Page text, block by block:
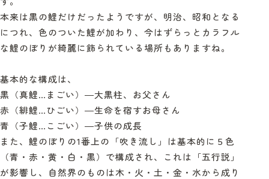
本来は黒の鯉だけだったようですが、明治、昭和となる
につれ、色のついた鯉が加わり、今はずらっとカラフル
な鯉のぼりが綺麗に飾られている場所もありますね。
基本的な構成は、
黒（真鯉… まごい）―大黒柱、お父さん
赤（緋鯉…ひごい）―生命を宿すお母さん
青（子鯉… こごい）―子供の成長
また、鯉のぼりの1番上の「吹き流し」は基本的に５色
（青・赤・黄・白・黒）で構成され、これは「五行説」
が影響し、自然界のものは木・火・土・金・水から成り